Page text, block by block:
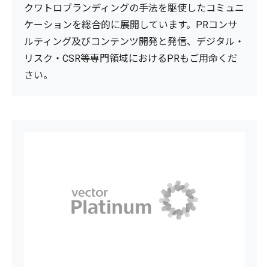
クワトロブランディングの手法を駆使したコミュニ
ケーションを総合的に展開しています。PRコンサ
ルティング及びコンテンツ開発と発信、デジタル・
リスク・CSR等専門領域におけるPRもご用命くだ
さい。